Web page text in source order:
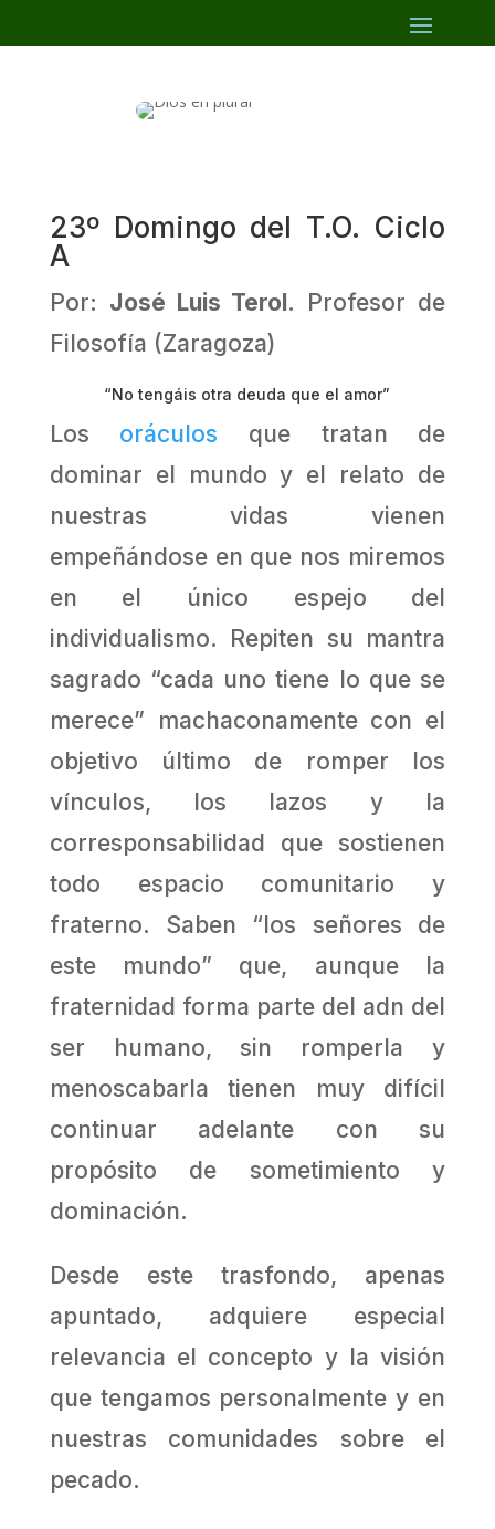
23º Domingo del T.O. Ciclo
A
Por: José Luis Terol. Profesor de
Filosofía (Zaragoza)
“No tengáis otra deuda que el amor”
Los oráculos que tratan de
dominar el mundo y el relato de
nuestras vidas vienen
empeñándose en que nos miremos
en el único espejo del
individualismo. Repiten su mantra
sagrado “cada uno tiene lo que se
merece” machaconamente con el
objetivo último de romper los
vínculos, los lazos y la
corresponsabilidad que sostienen
todo espacio comunitario y
fraterno. Saben “los señores de
este mundo” que, aunque la
fraternidad forma parte del adn del
ser humano, sin romperla y
menoscabarla tienen muy difícil
continuar adelante con su
propósito de sometimiento y
dominación.
Desde este trasfondo, apenas
apuntado, adquiere especial
relevancia el concepto y la visión
que tengamos personalmente y en
nuestras comunidades sobre el
pecado.